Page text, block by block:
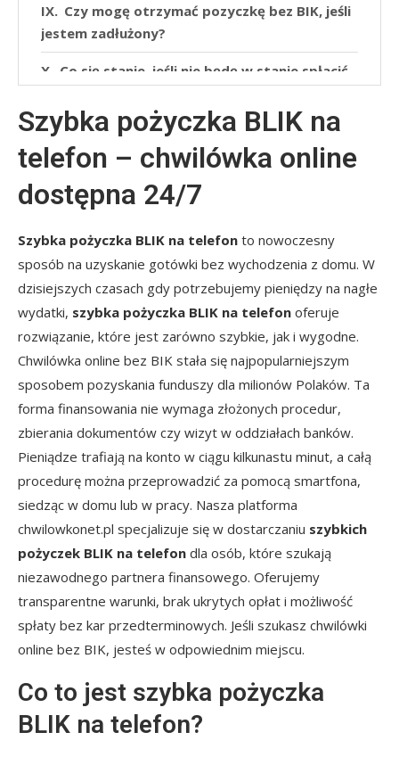
Czy mogę otrzymać pozyczkę bez BIK, jeśli
jestem zadłużony?
Co się stanie, jeśli nie będę w stanie spłacić
Szybka pożyczka BLIK na
telefon – chwilówka online
dostępna 24/7
Szybka pożyczka BLIK na telefon to nowoczesny
sposób na uzyskanie gotówki bez wychodzenia z domu. W
dzisiejszych czasach gdy potrzebujemy pieniędzy na nagłe
wydatki, szybka pożyczka BLIK na telefon oferuje
rozwiązanie, które jest zarówno szybkie, jak i wygodne.
Chwilówka online bez BIK stała się najpopularniejszym
sposobem pozyskania funduszy dla milionów Polaków. Ta
forma finansowania nie wymaga złożonych procedur,
zbierania dokumentów czy wizyt w oddziałach banków.
Pieniądze trafiają na konto w ciągu kilkunastu minut, a całą
procedurę można przeprowadzić za pomocą smartfona,
siedząc w domu lub w pracy. Nasza platforma
chwilowkonet.pl specjalizuje się w dostarczaniu szybkich
pożyczek BLIK na telefon dla osób, które szukają
niezawodnego partnera finansowego. Oferujemy
transparentne warunki, brak ukrytych opłat i możliwość
spłaty bez kar przedterminowych. Jeśli szukasz chwilówki
online bez BIK, jesteś w odpowiednim miejscu.
Co to jest szybka pożyczka
BLIK na telefon?